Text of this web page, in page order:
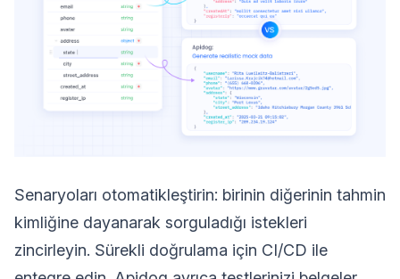
Senaryoları otomatikleştirin: birinin diğerinin tahmin
kimliğine dayanarak sorguladığı istekleri
zincirleyin. Sürekli doğrulama için CI/CD ile